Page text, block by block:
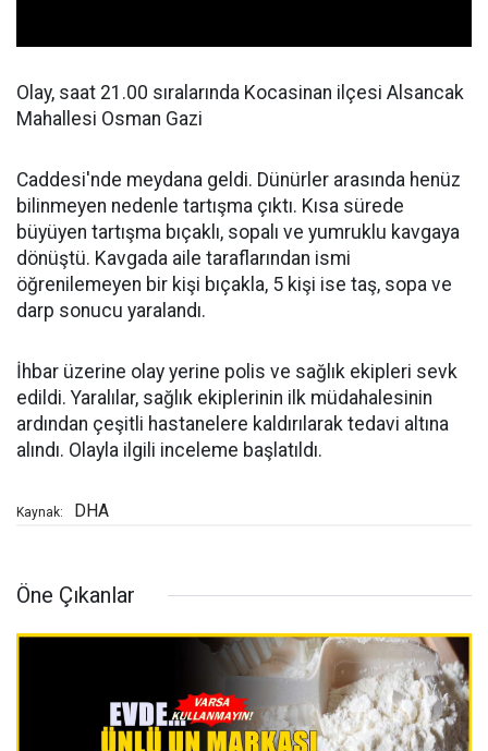
Olay, saat 21.00 sıralarında Kocasinan ilçesi Alsancak
Mahallesi Osman Gazi
Caddesi'nde meydana geldi. Dünürler arasında henüz
bilinmeyen nedenle tartışma çıktı. Kısa sürede
büyüyen tartışma bıçaklı, sopalı ve yumruklu kavgaya
dönüştü. Kavgada aile taraflarından ismi
öğrenilemeyen bir kişi bıçakla, 5 kişi ise taş, sopa ve
darp sonucu yaralandı.
İhbar üzerine olay yerine polis ve sağlık ekipleri sevk
edildi. Yaralılar, sağlık ekiplerinin ilk müdahalesinin
ardından çeşitli hastanelere kaldırılarak tedavi altına
alındı. Olayla ilgili inceleme başlatıldı.
Kaynak: DHA
Öne Çıkanlar